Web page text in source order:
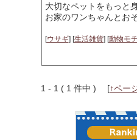
大切なペットをもっ
お家のワンちゃんとお
[ウサギ] [生活雑貨] [動物モ
1 - 1 ( 1 件中 ) [↑ペー